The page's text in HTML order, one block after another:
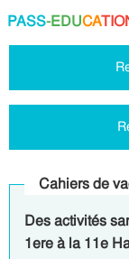
PASS-EDUCA
Cahiers de
Des activités
1ere à la 11e